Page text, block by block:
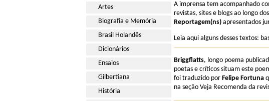
Artes
Biografia e Memória
Brasil Holandês
Dicionários
Ensaios
Gilbertiana
História
A imprensa tem acompanhado
revistas, sites e blogs ao longo
Reportagem(ns) apresentados
Leia aqui alguns desses textos:
Briggflatts, longo poema
poetas e críticos situam este
foi traduzido por Felipe Fortuna
na seção Veja Recomenda da